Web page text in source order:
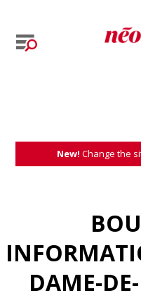
New! Change the
DAME-